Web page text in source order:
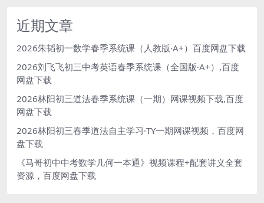
近期文章
2026朱韬初一数学春季系统课（人教版·A+）百度网盘下载
2026刘飞飞初三中考英语春季系统课（全国版·A+）,百度
网盘下载
2026林阳初三道法春季系统课（一期）网课视频下载,百度
网盘下载
2026林阳初三春季道法自主学习·TY一期网课视频，百度网
盘下载
《马哥初中中考数学几何一本通》视频课程+配套讲义全套
资源，百度网盘下载